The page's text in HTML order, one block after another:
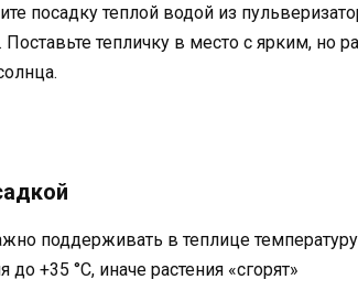
посадку теплой водой из
тепличку в место с ярким, но
поддерживать в теплице
+35 °C, иначе растения «сгорят»